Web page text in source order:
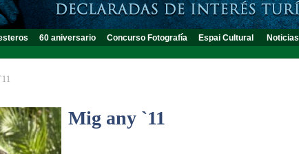
60 aniversario Concurso Fotografía Espai Cultural Noticias
Mig any `11